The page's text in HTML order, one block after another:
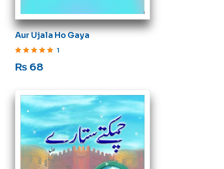
Aur Ujala Ho Gaya
1
₨ 68